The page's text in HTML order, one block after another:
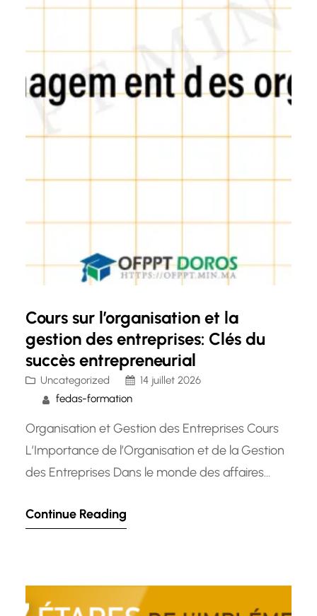
Cours sur l’organisation et la
gestion des entreprises: Clés du
succès entrepreneurial
Uncategorized
14 juillet 2026
fedas-formation
Organisation et Gestion des Entreprises Cours
L’Importance de l’Organisation et de la Gestion
des Entreprises Dans le monde des affaires
gestion rigoureuse sont essentielles pour assurer
entreprises jouent un rôle crucial dans la…
Continue Reading